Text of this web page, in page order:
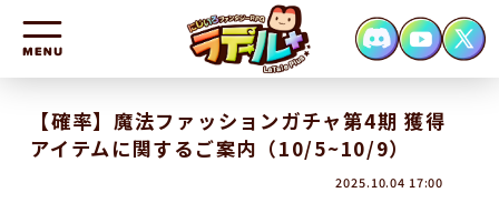
HOME
NEWS
【確率】魔法ファッションガチャ第4期 獲得
アイテムに関するご案内（10/5~10/9）
2025.10.04 17:00